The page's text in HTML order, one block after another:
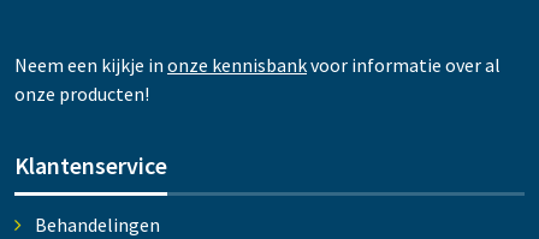
Neem een kijkje in onze kennisbankvoor informatie over al
onze producten!
Klantenservice
Behandelingen